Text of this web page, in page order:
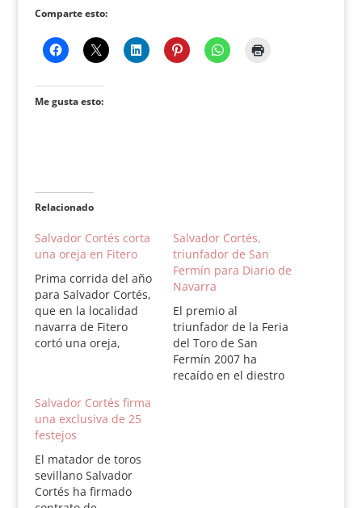
Comparte esto:
Me gusta esto:
Relacionado
Salvador Cortés corta
una oreja en Fitero
Prima corrida del año
para Salvador Cortés,
que en la localidad
navarra de Fitero
cortó una oreja,
Leandro. Menos de
tres cuartos de plaza.
Toros de Los
Recitales, bien
presentados, nobles
aunque justos de
fuerza. Juan Bautista,
Salvador Cortés,
triunfador de San
Fermín para Diario de
Navarra
El premio al
triunfador de la Feria
del Toro de San
Fermín 2007 ha
recaído en el diestro
Salvador Cortés firma
una exclusiva de 25
festejos
El matador de toros
sevillano Salvador
Cortés ha firmado